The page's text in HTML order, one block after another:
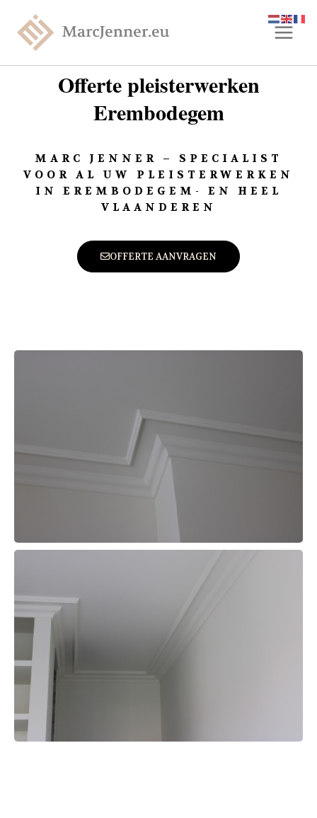
Offerte pleisterwerken
Erembodegem
MARC JENNER – SPECIALIST
VOOR AL UW PLEISTERWERKEN
IN EREMBODEGEM- EN HEEL
VLAANDEREN
OFFERTE AANVRAGEN